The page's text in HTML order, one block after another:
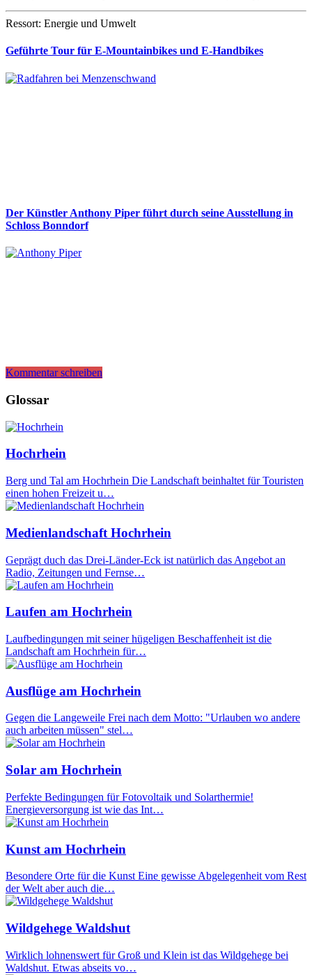
Ressort: Energie und Umwelt
Geführte Tour für E-Mountainbikes und E-Handbikes
Der Künstler Anthony Piper führt durch seine Ausstellung in
Schloss Bonndorf
Kommentar schreiben
Glossar
Hochrhein
Berg und Tal am Hochrhein Die Landschaft beinhaltet für Touristen
einen hohen Freizeit u…
Medienlandschaft Hochrhein
Geprägt duch das Drei-Länder-Eck ist natürlich das Angebot an
Radio, Zeitungen und Fernse…
Laufen am Hochrhein
Laufbedingungen mit seiner hügeligen Beschaffenheit ist die
Landschaft am Hochrhein für…
Ausflüge am Hochrhein
Gegen die Langeweile Frei nach dem Motto: "Urlauben wo andere
auch arbeiten müssen" stel…
Solar am Hochrhein
Perfekte Bedingungen für Fotovoltaik und Solarthermie!
Energieversorgung ist wie das Int…
Kunst am Hochrhein
Besondere Orte für die Kunst Eine gewisse Abgelegenheit vom Rest
der Welt aber auch die…
Wildgehege Waldshut
Wirklich lohnenswert für Groß und Klein ist das Wildgehege bei
Waldshut. Etwas abseits vo…